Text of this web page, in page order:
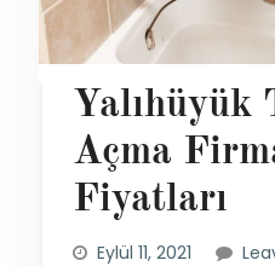
Yalıhüyük
Açma
Fiyatları
Eylül 11, 2021